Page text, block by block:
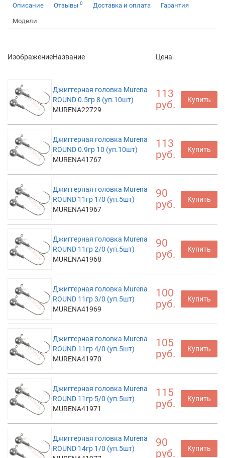
Описание Отзывы 0 Доставка и оплата Гарантия
Модели
ИзображениеНазвание Цена
Джиггерная головка Murena
ROUND 0.5гр 8 (уп.10шт)
MURENA22729
113
руб.
Купить
Джиггерная головка Murena
ROUND 0.9гр 10 (уп.10шт)
MURENA41767
113
руб.
Купить
Джиггерная головка Murena
ROUND 11гр 1/0 (уп.5шт)
MURENA41967
90
руб.
Купить
Джиггерная головка Murena
ROUND 11гр 2/0 (уп.5шт)
MURENA41968
90
руб.
Купить
Джиггерная головка Murena
ROUND 11гр 3/0 (уп.5шт)
MURENA41969
100
руб.
Купить
Джиггерная головка Murena
ROUND 11гр 4/0 (уп.5шт)
MURENA41970
105
руб.
Купить
Джиггерная головка Murena
ROUND 11гр 5/0 (уп.5шт)
MURENA41971
115
руб.
Купить
Джиггерная головка Murena
ROUND 14гр 1/0 (уп.5шт)
90
руб.
Купить